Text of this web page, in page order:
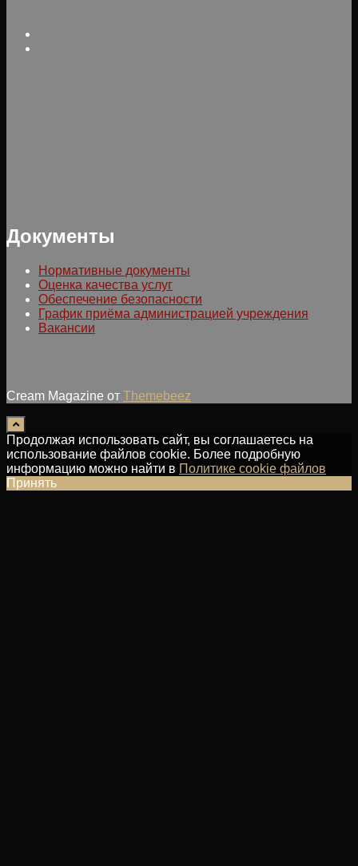
Документы
Нормативные документы
Оценка качества услуг
Обеспечение безопасности
График приёма администрацией учреждения
Вакансии
Cream Magazine от Themebeez
Продолжая использовать сайт, вы соглашаетесь на
использование файлов cookie. Более подробную
информацию можно найти в Политике cookie файлов
Принять